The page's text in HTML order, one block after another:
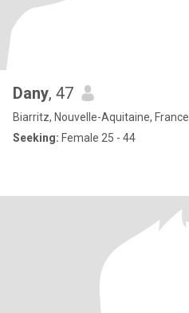
Dany, 47
Biarritz, Nouvelle-Aquitaine, France
Seeking: Female 25 - 44